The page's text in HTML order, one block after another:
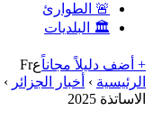
🚨 الطوارئ
🏛️ البلديات
+ أضف دليلاً مجاناًعFr
الرئيسية › أخبار الجزائر ›
الاساتذة 2025